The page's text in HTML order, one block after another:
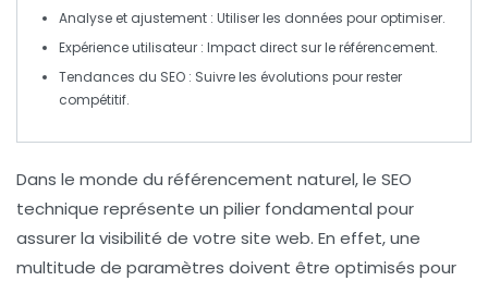
Analyse et ajustement : Utiliser les données pour optimiser.
Expérience utilisateur : Impact direct sur leréférencement.
Tendances du SEO : Suivre les évolutions pour rester
compétitif.
Dans le monde du référencement naturel, le SEO
technique représente un pilier fondamental pour
assurer la visibilité de votre site web. En effet, une
multitude de paramètres doivent être optimisés pour